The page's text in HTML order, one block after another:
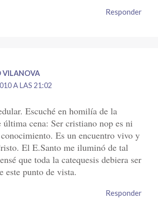
Responder
VILANOVA
A LAS 21:02
Escuché en homilía de la
última cena: Ser cristiano nop es ni
Es un encuentro vivo y
El E.Santo me iluminó de tal
que toda la catequesis debiera ser
este punto de vista.
Responder